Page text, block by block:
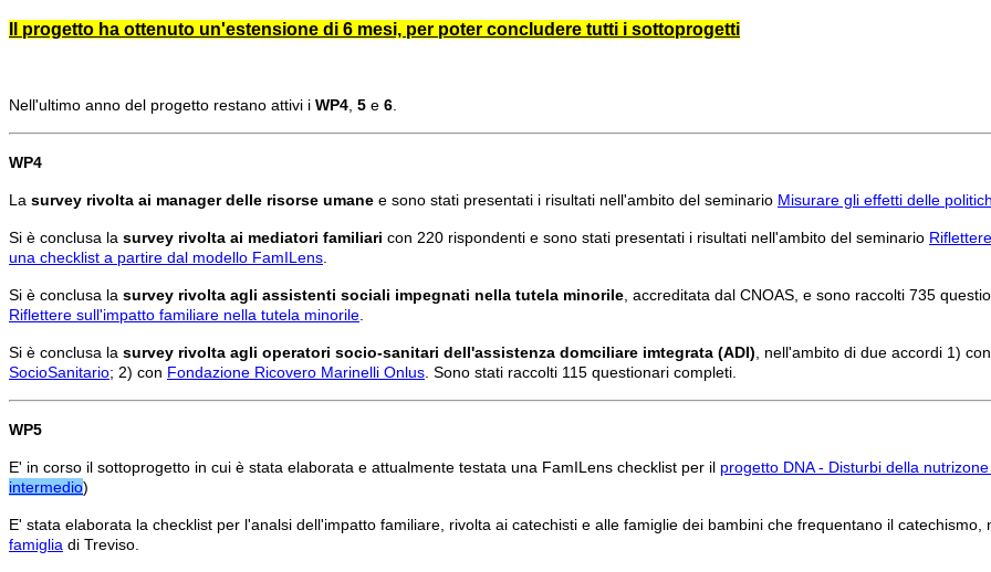
Il progetto ha ottenuto un'estensione di 6 mesi, per poter concludere tutti i sottoprogetti
Nell'ultimo anno del progetto restano attivi i WP4 5 e 6
WP4
La survey rivolta ai manager delle risorse umane e sono stati presentati i risultati nell'ambito del seminario Misurare gli effetti delle
Si è conclusa la survey rivolta ai mediatori familiari con 220 rispondenti e sono stati presentati i risultati nell'ambito del seminario
una checklist a partire dal modello FamILens
Si è conclusa la survey rivolta agli assistenti sociali impegnati nella tutela minorile , accreditata dal CNOAS, e sono raccolti 735
Riflettere sull'impatto familiare nella tutela minorile
Si è conclusa la survey rivolta agli operatori socio-sanitari dell'assistenza domciliare imtegrata (ADI) , nell'ambito di due accordi 1)
SocioSanitario; 2) con Fondazione Ricovero Marinelli Onlus . Sono stati raccolti 115 questionari completi.
WP5
E' in corso il sottoprogetto in cui è stata elaborata e attualmente testata una FamILens checklist per il progetto DNA - Disturbi della
intermedio)
E' stata elaborata la checklist per l'analsi dell'impatto familiare, rivolta ai catechisti e alle famiglie dei bambini che frequentano il
famiglia di Treviso.